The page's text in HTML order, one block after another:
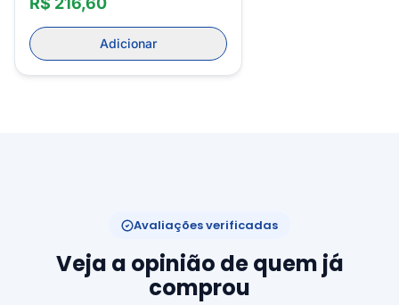
Adicionar
Avaliações verificadas
Veja a opinião de quem já
comprou